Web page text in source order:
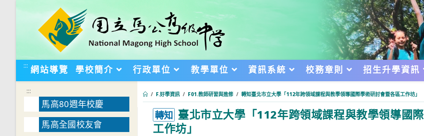
::: 網站導覽 學校簡介 行政單位 教學單位 資訊系統 校務章則 招生升學資訊
/ F.好學資訊 / F01.教師研習與進修 / 轉知臺北市立大學「112年跨領域課程與教學領導國際學術研討會暨各區工作坊」
轉知 臺北市立大學「112年跨領域課程與教學領導國
工作坊」
:::
馬高80週年校慶
馬高全國校友會